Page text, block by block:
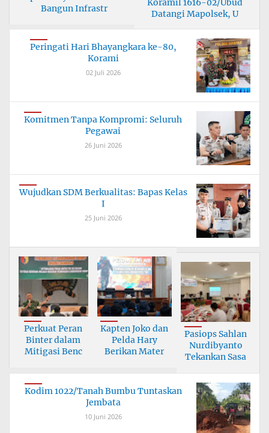
Bangun Infrastr
Koramil 1616-02/Ubud
Datangi Mapolsek, U
Peringati Hari Bhayangkara ke-80,
Korami
02 Juli 2026
Komitmen Tanpa Kompromi: Seluruh
Pegawai
26 Juni 2026
Wujudkan SDM Berkualitas: Bapas Kelas
I
25 Juni 2026
Perkuat Peran
Binter dalam
Mitigasi Benc
Kapten Joko dan
Pelda Hary
Berikan Mater
Pasiops Sahlan
Nurdibyanto
Tekankan Sasa
Kodim 1022/Tanah Bumbu Tuntaskan
Jembata
10 Juni 2026